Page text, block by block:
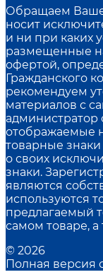
Обращаем Ваше
носит
и ни при каких
размещенные
офертой,
Гражданского
рекомендуем
материалов с
администратор
отображаемые
товарные
о своих
знаки.
являются
используются
предлагаемый
самом товаре, а
© 2026
Полная версия